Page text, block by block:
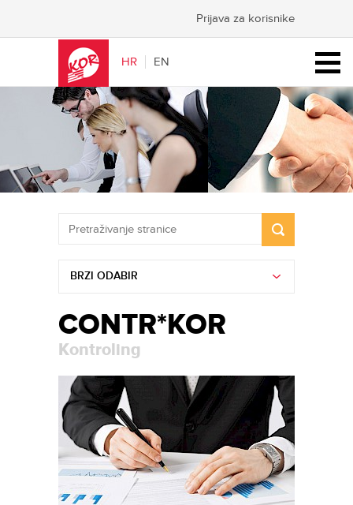
HR EN
Prijava za korisnike
BRZI ODABIR
CONTR*KOR
Kontroling